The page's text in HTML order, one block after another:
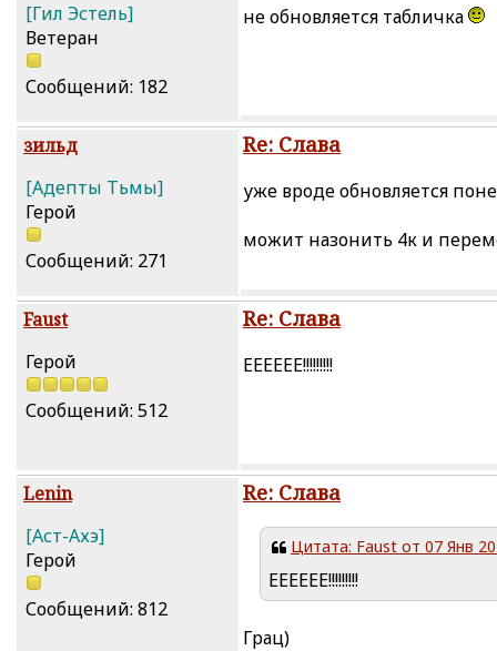
[Гил Эстель]
Ветеран
Сообщений: 182
не обновляется табличка
зильд
[Адепты Тьмы]
Герой
Сообщений: 271
Re: Слава
уже вроде обновляется
можит назонить 4к и
Faust
Герой
Сообщений: 512
Re: Слава
ЕЕЕЕЕЕ!!!!!!!!!
Lenin
[Аст-Ахэ]
Герой
Сообщений: 812
Re: Слава
Цитата: Faust от 07 Янв
ЕЕЕЕЕЕ!!!!!!!!!
Грац)